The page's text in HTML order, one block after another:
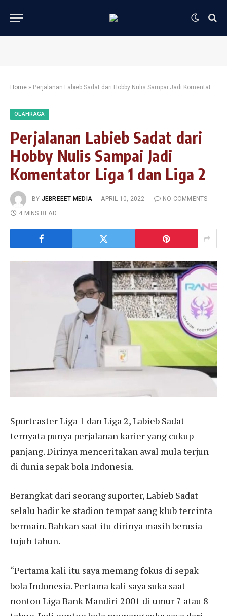
Home » Perjalanan Labieb Sadat dari Hobby Nulis Sampai Jadi Komentator Liga 1 dan Liga 2
OLAHRAGA
Perjalanan Labieb Sadat dari
Hobby Nulis Sampai Jadi
Komentator Liga 1 dan Liga 2
BY JEBREEET MEDIA APRIL 10, 2022
NO COMMENTS
4 MINS READ
Sportcaster Liga 1 dan Liga 2, Labieb Sadat
ternyata punya perjalanan karier yang cukup
panjang. Dirinya menceritakan awal mula terjun
di dunia sepak bola Indonesia.
Berangkat dari seorang suporter, Labieb Sadat
selalu hadir ke stadion tempat sang klub tercinta
bermain. Bahkan saat itu dirinya masih berusia
tujuh tahun.
“Pertama kali itu saya memang fokus di sepak
bola Indonesia. Pertama kali saya suka saat
nonton Liga Bank Mandiri 2001 di umur 7 atau 8